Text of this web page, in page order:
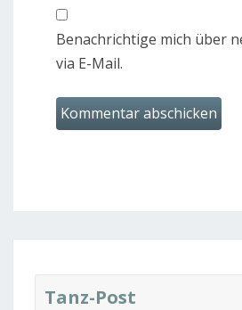
Benachrichtige mich über
via E-Mail.
Tanz-Post